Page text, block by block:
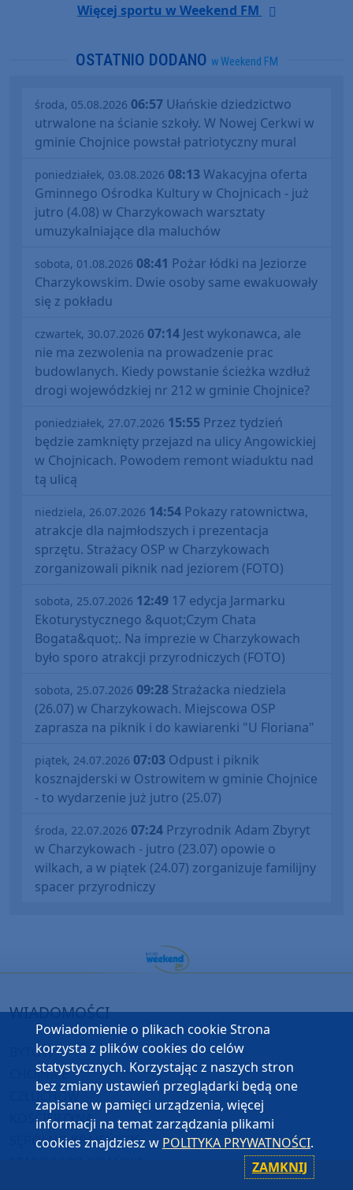
Więcej sportu w Weekend FM
OSTATNIO DODANO w Weekend FM
środa, 05.08.2026 06:57 Ułańskie dziedzictwo
utrwalone na ścianie szkoły. W Nowej Cerkwi w
gminie Chojnice powstał patriotyczny mural
poniedziałek, 03.08.2026 08:13Wakacyjna oferta
Gminnego Ośrodka Kultury w Chojnicach - już
jutro (4.08) w Charzykowach warsztaty
umuzykalniające dla maluchów
sobota, 01.08.2026 08:41 Pożar łódki na Jeziorze
Charzykowskim. Dwie osoby same ewakuowały
się z pokładu
czwartek, 30.07.2026 07:14 Jest wykonawca, ale
nie ma zezwolenia na prowadzenie prac
budowlanych. Kiedy powstanie ścieżka wzdłuż
drogi wojewódzkiej nr 212 w gminie Chojnice?
poniedziałek, 27.07.2026 15:55 Przez tydzień
będzie zamknięty przejazd na ulicy Angowickiej
w Chojnicach. Powodem remont wiaduktu nad
tą ulicą
niedziela, 26.07.2026 14:54 Pokazy ratownictwa,
atrakcje dla najmłodszych i prezentacja
sprzętu. Strażacy OSP w Charzykowach
zorganizowali piknik nad jeziorem (FOTO)
sobota, 25.07.2026 12:49 17 edycja Jarmarku
Ekoturystycznego &quot;Czym Chata
Bogata&quot;. Na imprezie w Charzykowach
było sporo atrakcji przyrodniczych (FOTO)
sobota, 25.07.2026 09:28 Strażacka niedziela
(26.07) w Charzykowach. Miejscowa OSP
zaprasza na piknik i do kawiarenki "U Floriana"
piątek, 24.07.2026 07:03 Odpust i piknik
kosznajderski w Ostrowitem w gminie Chojnice
- to wydarzenie już jutro (25.07)
środa, 22.07.2026 07:24 Przyrodnik Adam Zbyryt
w Charzykowach - jutro (23.07) opowie o
wilkach, a w piątek (24.07) zorganizuje familijny
spacer przyrodniczy
WIADOMOŚCI
BYTÓW
CHOJNICE
CZŁUCHÓW
KOŚCIERZYNA
SĘPÓLNO KRAJEŃSKIE
Powiadomienie o plikach cookie Strona
korzysta z plików cookies do celów
statystycznych. Korzystając z naszych stron
bez zmiany ustawień przeglądarki będą one
zapisane w pamięci urządzenia, więcej
informacji na temat zarządzania plikami
cookies znajdziesz w POLITYKA PRYWATNOŚCI.
ZAMKNIJ